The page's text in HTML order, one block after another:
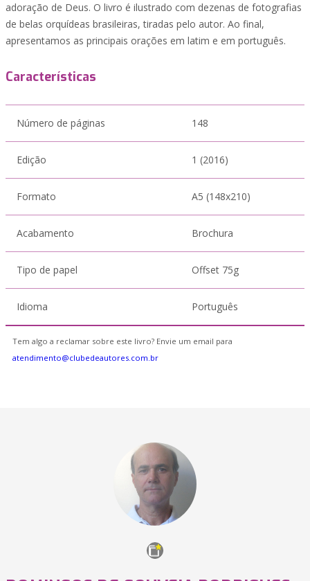
adoração de Deus. O livro é ilustrado com dezenas de fotografias
de belas orquídeas brasileiras, tiradas pelo autor. Ao final,
apresentamos as principais orações em latim e em português.
Características
Número de páginas 148
Edição 1 (2016)
Formato A5 (148x210)
Acabamento Brochura
Tipo de papel Offset 75g
Idioma Português
Tem algo a reclamar sobre este livro? Envie um email para
atendimento@clubedeautores.com.br